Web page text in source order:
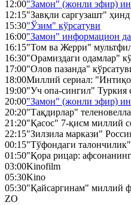
12:00"Замон" (жонли эфир)
12:15"Завқли саргузашт"
15:30"Ўзим" кўрсатуви
16:00"Замон" информацион
16:15"Том ва Жерри"
16:30"Орамиздаги одамлар"
17:00"Олов пазанда"
18:00Миллий сериал:
19:00"Уч опа-сингил" Туркия
20:00"Замон" (жонли эфир)
20:20"Тақдирлар" теленовелла
21:20"Қасос" 7-қисм миллий
22:15"Зилзила маркази"
00:15"Тўфондаги
01:50"Қора рицар:
03:00Kinofilm
05:30Kino
05:30"Қайсаргинам" миллий
ZO